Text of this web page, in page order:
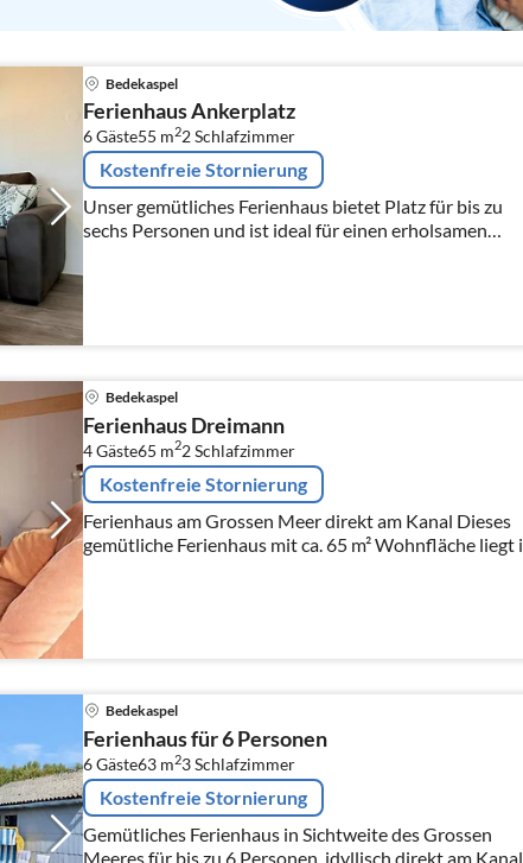
Bedekaspel
Ferienhaus Ankerplatz
6 Gäste55 m22Schlafzimmer
Kostenfreie Stornierung
Unser gemütliches Ferienhaus bietet Platz für bis zu
sechs Personen und ist ideal für einen erholsamen
Bedekaspel
Ferienhaus Dreimann
4 Gäste65 m22Schlafzimmer
Kostenfreie Stornierung
Ferienhaus am Grossen Meer direkt am Kanal Dieses
gemütliche Ferienhaus mit ca. 65 m² Wohnfläche liegt in
Bedekaspel
Ferienhaus für 6 Personen
6 Gäste63 m23Schlafzimmer
Kostenfreie Stornierung
Gemütliches Ferienhaus in Sichtweite des Grossen
Meeres für bis zu 6 Personen, idyllisch direkt am Kanal